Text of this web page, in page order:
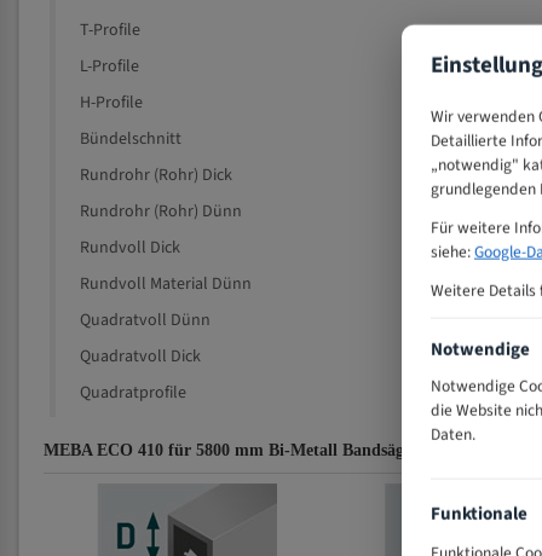
T-Profile
L-Profile
H-Profile
Bündelschnitt
Rundrohr (Rohr) Dick
Rundrohr (Rohr) Dünn
Rundvoll Dick
Rundvoll Material Dünn
Quadratvoll Dünn
Quadratvoll Dick
Quadratprofile
MEBA ECO 410 für 5800 mm Bi-Metall Bandsägeblätter
Wir verwenden
Detaillierte
„notwendig"
grundlegenden
Für weitere
siehe:Google-
Weitere Details
Notwendige
Notwendige
die Website
Daten.
Funktionale